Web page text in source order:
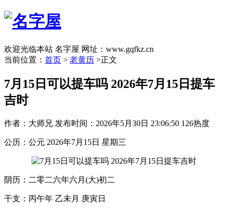
欢迎光临本站 名字屋 网址：www.gqfkz.cn
当前位置： 首页 > 老黄历 >正文
7月15日可以提车吗 2026年7月15日提车
吉时
作者：大师兄 发布时间：2026年5月30日 23:06:50 126热度
公历：公元 2026年7月15日 星期三
阴历：二零二六年六月(大)初二
干支：丙午年 乙未月 庚寅日